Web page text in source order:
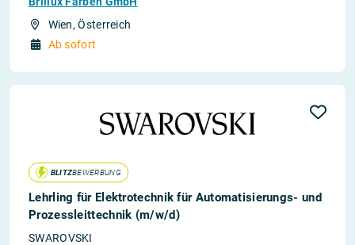
Wien, Österreich
Ab sofort
BLITZBEWERBUNG
Lehrling für Elektrotechnik für Automatisierungs- und
Prozessleittechnik (m/w/d)
SWAROVSKI